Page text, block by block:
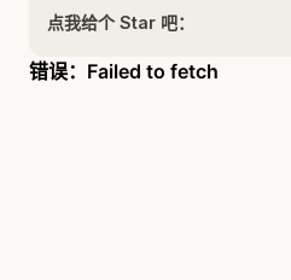
点我给个 Star 吧：